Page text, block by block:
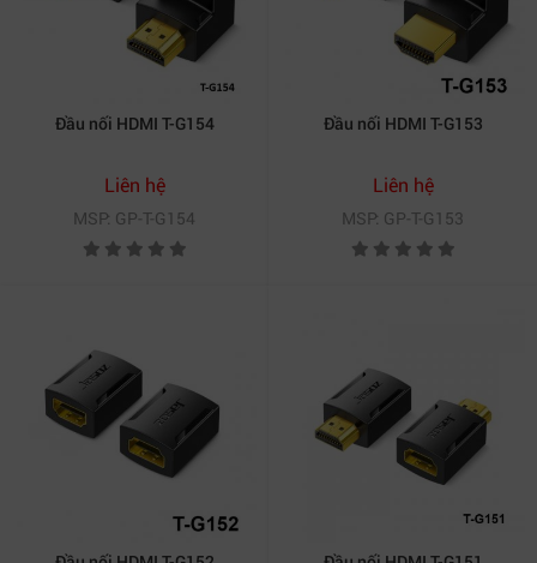
Đầu nối HDMI T-G154
Liên hệ
MSP: GP-T-G154
Đầu nối HDMI T-G153
Liên hệ
MSP: GP-T-G153